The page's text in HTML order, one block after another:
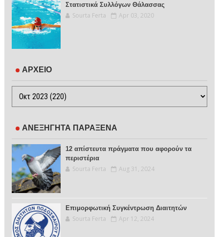
Στατιστικά Συλλόγων Θάλασσας
Sourta Ferta Apr 03, 2020
ΑΡΧΕΙΟ
ΑΝΕΞΗΓΗΤΑ ΠΑΡΑΞΕΝΑ
12 απίστευτα πράγματα που αφορούν τα
περιστέρια
Sourta Ferta Aug 31, 2024
Επιμορφωτική Συγκέντρωση Διαιτητών
Sourta Ferta Apr 12, 2024